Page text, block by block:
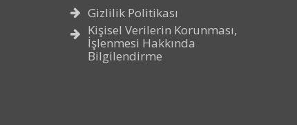
Gizlilik Politikası
Kişisel Verilerin Korunması,
İşlenmesi Hakkında
Bilgilendirme